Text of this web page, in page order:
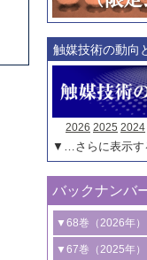
マーク：
触媒技術の動向
2026 2025 2024
▼…さらに表示す
バックナンバ
▼68巻（2026年）
1号 過酸化水素合
▼67巻（2025年）